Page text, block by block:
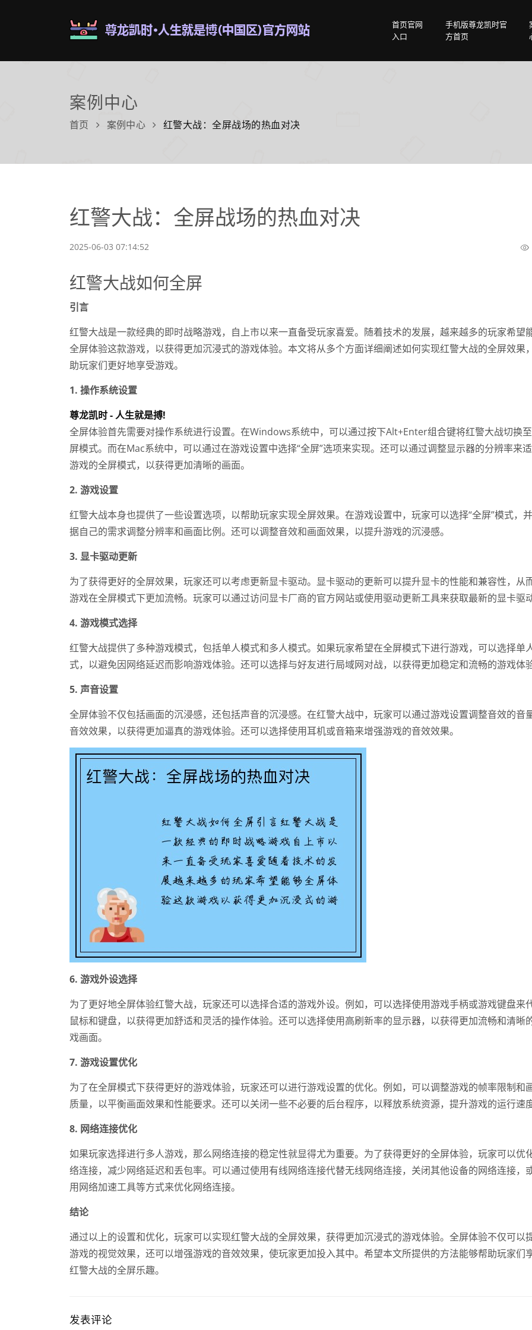
首页官网
入口
手机版尊龙凯时官
方首页
案例中心
首页 案例中心 红警大战：全屏战场的热血对决
红警大战：全屏战场的热血对决
2025-06-03 07:14:52
红警大战如何全屏
引言
红警大战是一款经典的即时战略游戏，自上市以来一直备受玩家喜爱。随着技术的发展，越来越多的玩家希望
全屏体验这款游戏，以获得更加沉浸式的游戏体验。本文将从多个方面详细阐述如何实现红警大战的全屏效果
助玩家们更好地享受游戏。
1. 操作系统设置
尊龙凯时 - 人生就是搏!
全屏体验首先需要对操作系统进行设置。在Windows系统中，可以通过按下Alt+Enter组合键将红警大战切换
屏模式。而在Mac系统中，可以通过在游戏设置中选择“全屏”选项来实现。还可以通过调整显示器的分辨率来
游戏的全屏模式，以获得更加清晰的画面。
2. 游戏设置
红警大战本身也提供了一些设置选项，以帮助玩家实现全屏效果。在游戏设置中，玩家可以选择“全屏”模式，
据自己的需求调整分辨率和画面比例。还可以调整音效和画面效果，以提升游戏的沉浸感。
3. 显卡驱动更新
为了获得更好的全屏效果，玩家还可以考虑更新显卡驱动。显卡驱动的更新可以提升显卡的性能和兼容性，从
游戏在全屏模式下更加流畅。玩家可以通过访问显卡厂商的官方网站或使用驱动更新工具来获取最新的显卡驱动
4. 游戏模式选择
红警大战提供了多种游戏模式，包括单人模式和多人模式。如果玩家希望在全屏模式下进行游戏，可以选择单
式，以避免因网络延迟而影响游戏体验。还可以选择与好友进行局域网对战，以获得更加稳定和流畅的游戏体验
5. 声音设置
全屏体验不仅包括画面的沉浸感，还包括声音的沉浸感。在红警大战中，玩家可以通过游戏设置调整音效的音
音效效果，以获得更加逼真的游戏体验。还可以选择使用耳机或音箱来增强游戏的音效效果。
6. 游戏外设选择
为了更好地全屏体验红警大战，玩家还可以选择合适的游戏外设。例如，可以选择使用游戏手柄或游戏键盘来
鼠标和键盘，以获得更加舒适和灵活的操作体验。还可以选择使用高刷新率的显示器，以获得更加流畅和清晰
戏画面。
7. 游戏设置优化
为了在全屏模式下获得更好的游戏体验，玩家还可以进行游戏设置的优化。例如，可以调整游戏的帧率限制和
质量，以平衡画面效果和性能要求。还可以关闭一些不必要的后台程序，以释放系统资源，提升游戏的运行速度
8. 网络连接优化
如果玩家选择进行多人游戏，那么网络连接的稳定性就显得尤为重要。为了获得更好的全屏体验，玩家可以优
络连接，减少网络延迟和丢包率。可以通过使用有线网络连接代替无线网络连接，关闭其他设备的网络连接，
用网络加速工具等方式来优化网络连接。
结论
通过以上的设置和优化，玩家可以实现红警大战的全屏效果，获得更加沉浸式的游戏体验。全屏体验不仅可以
游戏的视觉效果，还可以增强游戏的音效效果，使玩家更加投入其中。希望本文所提供的方法能够帮助玩家们
红警大战的全屏乐趣。
发表评论